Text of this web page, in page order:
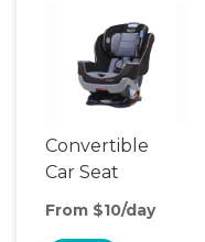
Convertible
Car Seat
From $10/day